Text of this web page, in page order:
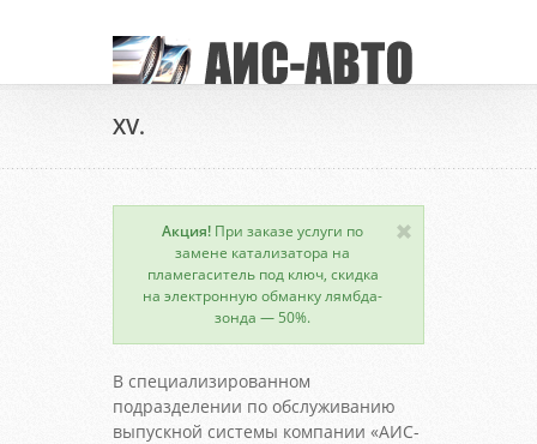
XV.
Акция! При заказе услуги по
замене катализатора на
пламегаситель под ключ, скидка
на электронную обманку лямбда-
зонда — 50%.
В специализированном
подразделении по обслуживанию
выпускной системы компании «АИС-